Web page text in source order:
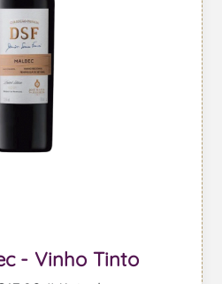
- Vinho Tinto